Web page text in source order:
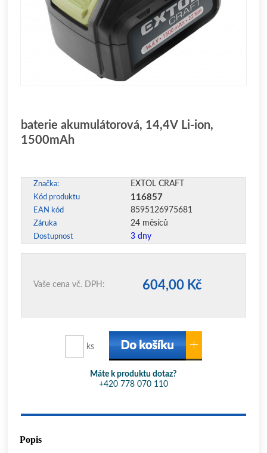
baterie akumulátorová, 14,4V Li-ion,
1500mAh
Značka: EXTOL CRAFT
Kód produktu 116857
EAN kód 8595126975681
Záruka 24 měsíců
Dostupnost 3 dny
Vaše cena vč. DPH: 604,00 Kč
ks
Máte k produktu dotaz?
+420 778 070 110
Popis